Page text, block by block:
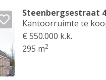
Steenbergsestraat
Kantoorruimte te
€ 550.000 k.k.
295 m2